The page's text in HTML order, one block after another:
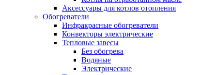
Аксессуары для котлов отопления
Обогреватели
Инфракрасные обогреватели
Конвекторы электрические
Тепловые завесы
Без обогрева
Водяные
Электрические